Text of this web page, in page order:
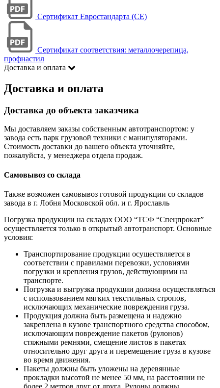
Сертификат Евростандарта (CE)
Сертификат соответствия: металлочерепица,
профнастил
Доставка и оплата
Доставка и оплата
Доставка до объекта заказчика
Мы доставляем заказы собственным автотранспортом: у
завода есть парк грузовой техники с манипуляторами.
Стоимость доставки до вашего объекта уточняйте,
пожалуйста, у менеджера отдела продаж.
Самовывоз со склада
Также возможен самовывоз готовой продукции со складов
завода в г. Лобня Московской обл. и г. Ярославль
Погрузка продукции на складах ООО “ТСФ “Спецпрокат”
осуществляется только в открытый автотранспорт. Основные
условия:
Транспортирование продукции осуществляется в
соответствии с правилами перевозки, условиями
погрузки и крепления грузов, действующими на
транспорте.
Погрузка и выгрузка продукции должна осуществляться
с использованием мягких текстильных стропов,
исключающих механические повреждения груза.
Продукция должна быть размещена и надежно
закреплена в кузове транспортного средства способом,
исключающим повреждение пакетов (рулонов)
стяжными ремнями, смещение листов в пакетах
относительно друг друга и перемещение груза в кузове
во время движения.
Пакеты должны быть уложены на деревянные
прокладки высотой не менее 50 мм, на расстоянии не
более 2 метров друг от друга. Рулоны должны